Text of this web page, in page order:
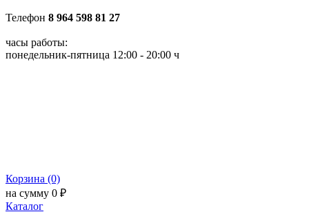
Телефон 8 964 598 81 27
часы работы:
понедельник-пятница 12:00 - 20:00 ч
Корзина (0)
на сумму 0 ₽
Каталог